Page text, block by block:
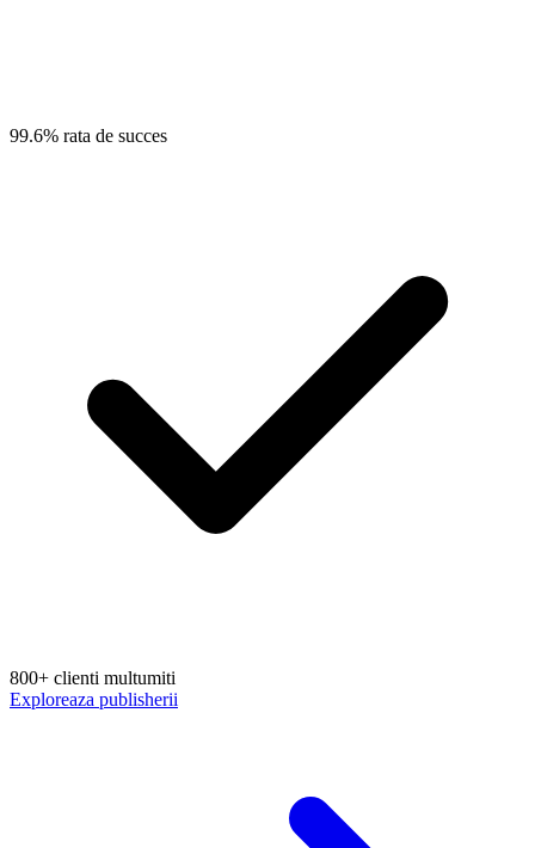
99.6% rata de succes
800+ clienti multumiti
Exploreaza publisherii